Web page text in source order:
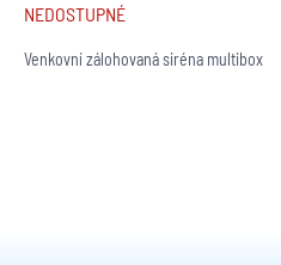
NEDOSTUPNÉ
Venkovní zálohovaná siréna multibox